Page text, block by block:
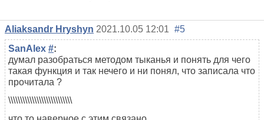
Aliaksandr Hryshyn 2021.10.05 12:01 #5
SanAlex #:
думал разобраться методом тыканья и понять для чего
такая функция и так нечего и ни понял, что записала что
прочитала ?
\\\\\\\\\\\\\\\\\\\\\\\\\\\